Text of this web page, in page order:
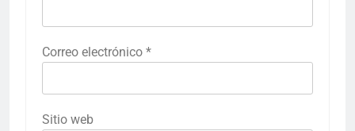
Correo electrónico *
Sitio web